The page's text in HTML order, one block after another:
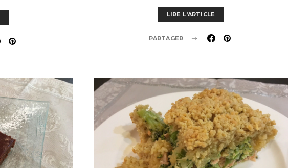
LIRE L'ARTICLE
PARTAGER